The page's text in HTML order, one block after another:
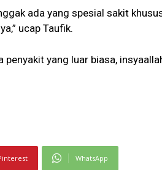
ada yang spesial sakit
ucap Taufik.
yang luar biasa,
WhatsApp